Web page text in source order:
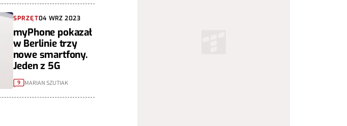
SPRZĘT04 WRZ 2023
myPhone pokazał
w Berlinie trzy
nowe smartfony.
Jeden z 5G
9 MARIAN SZUTIAK